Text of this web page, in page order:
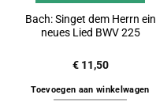
Bach: Singet dem Herrn ein
neues Lied BWV 225
€11,50
Toevoegen aan winkelwagen